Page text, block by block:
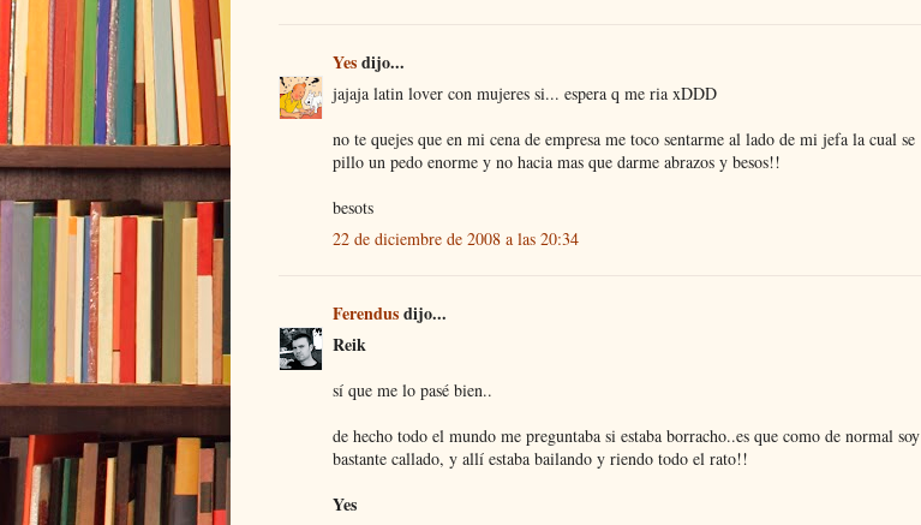
Yesdijo...
jajaja latin lover con mujeres si... espera q me ria xDDD
no te quejes que en mi cena de empresa me toco sentarme al lado de mi jefa la cual se
pillo un pedo enorme y no hacia mas que darme abrazos y besos!!
besots
22 de diciembre de 2008 a las 20:34
Ferendusdijo...
Reik
sí que me lo pasé bien..
de hecho todo el mundo me preguntaba si estaba borracho..es que como de normal soy
bastante callado, y allí estaba bailando y riendo todo el rato!!
Yes